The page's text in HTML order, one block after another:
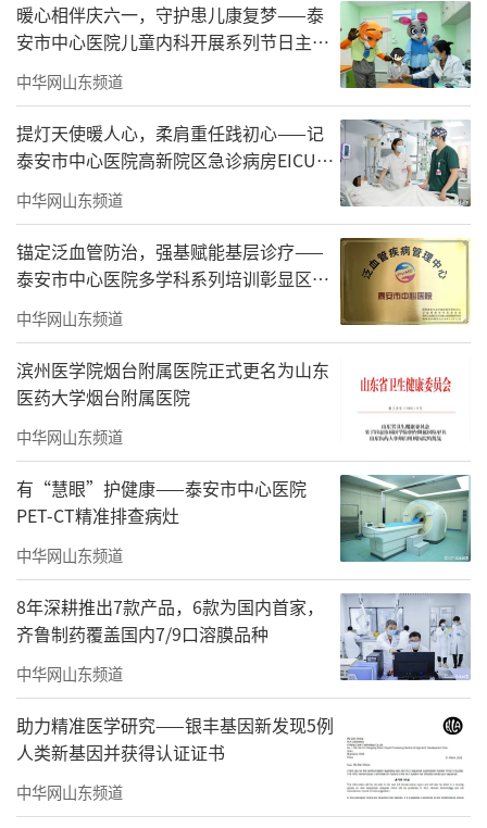
暖心相伴庆六一，守护患儿康复梦——泰
安市中心医院儿童内科开展系列节日主题
活动
中华网山东频道
提灯天使暖人心，柔肩重任践初心——记
泰安市中心医院高新院区急诊病房EICU护
士长张树恒
中华网山东频道
锚定泛血管防治，强基赋能基层诊疗——
泰安市中心医院多学科系列培训彰显区域
医疗担当
中华网山东频道
滨州医学院烟台附属医院正式更名为山东
医药大学烟台附属医院
中华网山东频道
有“慧眼”护健康——泰安市中心医院
PET-CT精准排查病灶
中华网山东频道
8年深耕推出7款产品，6款为国内首家，
齐鲁制药覆盖国内7/9口溶膜品种
中华网山东频道
助力精准医学研究——银丰基因新发现5例
人类新基因并获得认证证书
中华网山东频道